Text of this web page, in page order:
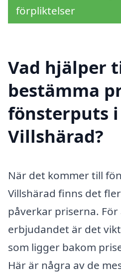
förpliktelser
Vad hjälper
bestämma
fönsterputs i
Villshärad?
När det kommer till
Villshärad finns det
påverkar priserna.
erbjudandet är det
som ligger bakom
Här är några av de